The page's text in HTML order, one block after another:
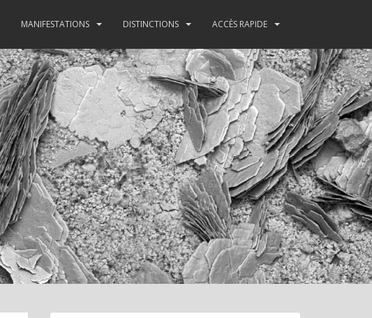
MANIFESTATIONS DISTINCTIONS ACCÈS RAPIDE